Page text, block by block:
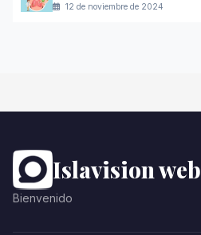
12 de noviembre de 2024
Islavision web
Bienvenido